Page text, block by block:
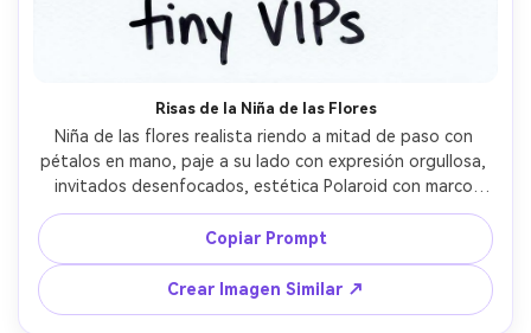
Risas de la Niña de las Flores
Niña de las flores realista riendo a mitad de paso con
pétalos en mano, paje a su lado con expresión orgullosa,
invitados desenfocados, estética Polaroid con marco
blanco y leyenda manuscrita “pequeñas VIPs”, flash en
cámara, grano suave, exposición imperfecta, tomada con
35mm, ambiente espontáneo y divertido --ar 4:5
Copiar Prompt
Crear Imagen Similar ↗